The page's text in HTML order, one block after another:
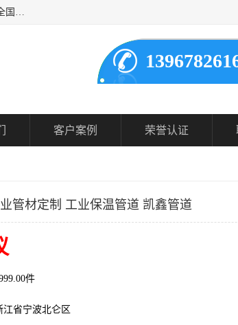
凯鑫管道科技有限公司是一家专业生产PPH、CPVC各类塑料阀门、塑料管道等非金属防腐化工设备的大型企业。产品远销全国三十一个省、市、自治区,广泛应用于化工、石油、氯碱、染料、制药、农药等行业，深受广大用户欢迎，是目前国内生产化工泵、阀门规模较大的生产基地之一。
客户案例 荣誉认证
管材定制 工业保温管道 凯鑫管道
件
江省宁波北仑区